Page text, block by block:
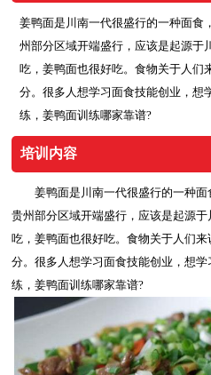
姜鸭面是川南一代很盛行的一种面食
州部分区域开端盛行，应该是起源于
吃，姜鸭面也很好吃。食物关于人们
分。很多人想学习面食技能创业，想
练，姜鸭面训练哪家靠谱?
培训内容
姜鸭面是川南一代很盛行的一种面
贵州部分区域开端盛行，应该是起源
吃，姜鸭面也很好吃。食物关于人们
分。很多人想学习面食技能创业，想
练，姜鸭面训练哪家靠谱?